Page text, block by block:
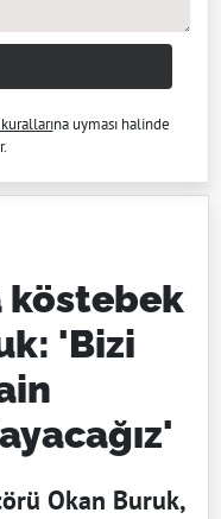
na uyması halinde
köstebek
'Bizi
Okan Buruk,